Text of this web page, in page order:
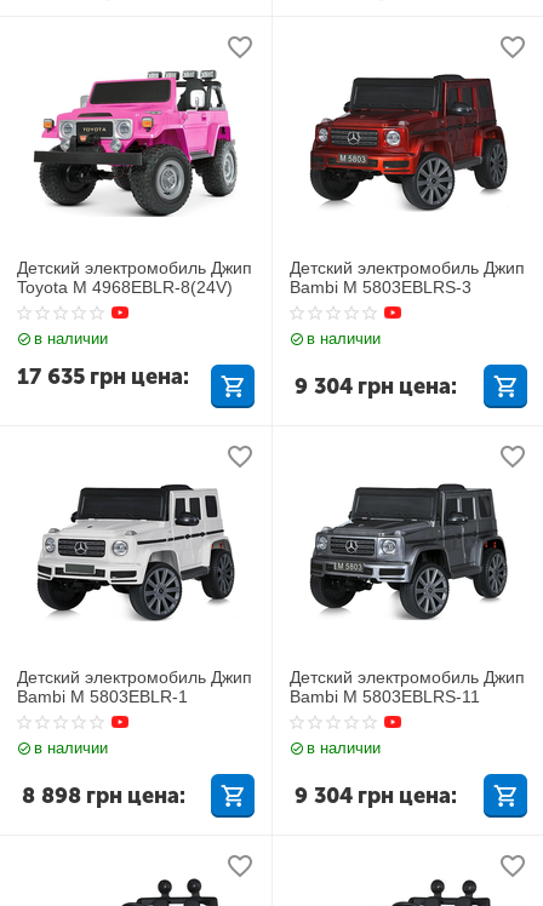
Детский электромобиль Джип
Toyota M 4968EBLR-8(24V)
в наличии
17 635 грн цена:
Детский электромобиль Джип
Bambi M 5803EBLRS-3
в наличии
9 304 грн цена:
Детский электромобиль Джип
Bambi M 5803EBLR-1
в наличии
8 898 грн цена:
Детский электромобиль Джип
Bambi M 5803EBLRS-11
в наличии
9 304 грн цена: